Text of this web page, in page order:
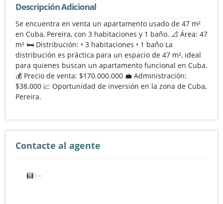
Descripción Adicional
Se encuentra en venta un apartamento usado de 47 m²
en Cuba, Pereira, con 3 habitaciones y 1 baño. 📐 Área: 47
m² 🛏️ Distribución: • 3 habitaciones • 1 baño La
distribución es práctica para un espacio de 47 m², ideal
para quienes buscan un apartamento funcional en Cuba.
💰 Precio de venta: $170.000.000 💼 Administración:
$38.000 📈 Oportunidad de inversión en la zona de Cuba,
Pereira.
Contacte al agente